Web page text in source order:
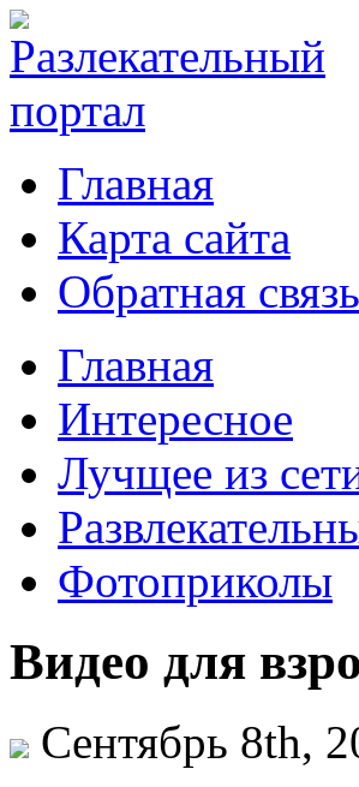
Главная
Карта сайта
Обратная связь
Главная
Интересное
Лучщее из
Фотоприколы
Видео для
Сентябрь 8th,